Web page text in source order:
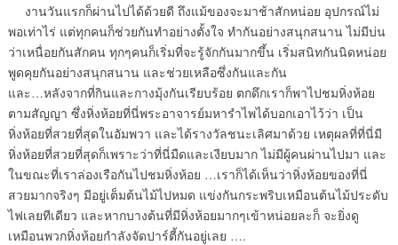
งานวันแรกก็ผ่านไปได้ด้วยดี ถึงแม้ของจะมาช้าสักหน่อย อุปกรณ์ไม่
พอเท่าไร่ แต่ทุกคนก็ช่วยกันทำอย่างตั้งใจ ทำกันอย่างสนุกสนาน ไม่มีบ่น
ว่าเหนื่อยกันสักคน ทุกๆคนก็เริ่มที่จะรู้จักกันมากขึ้น เริ่มสนิทกันนิดหน่อย
พูดคุยกันอย่างสนุกสนาน และช่วยเหลือซึ่งกันและกัน
และ…หลังจากที่กินและกางมุ้งกันเรียบร้อย ตกดึกเราก็พาไปชมหิ่งห้อย
ตามสัญญา ซึ่งหิ่งห้อยที่นี่พระอาจารย์มหารำไพได้บอกเอาไว้ว่า เป็น
หิ่งห้อยที่สวยที่สุดในอัมพวา และได้รางวัลชนะเลิศมาด้วย เหตุผลที่ที่นี่มี
หิ่งห้อยที่สวยที่สุดก็เพราะว่าที่นี่มืดและเงียบมาก ไม่มีผู้คนผ่านไปมา และ
ในขณะที่เราล่องเรือกันไปชมหิ่งห้อย …เราก็ได้เห็นว่าหิ่งห้อยของที่นี่
สวยมากจริงๆ มีอยู่เต็มต้นไม้ไปหมด แข่งกันกระพริบเหมือนต้นไม้ประดับ
ไฟเลยทีเดียว และหากบางต้นที่มีหิ่งห้อยมากๆเข้าหน่อยละก็ จะยิ่งดู
เหมือนพวกหิ่งห้อยกำลังจัดปาร์ตี้กันอยู่เลย ….